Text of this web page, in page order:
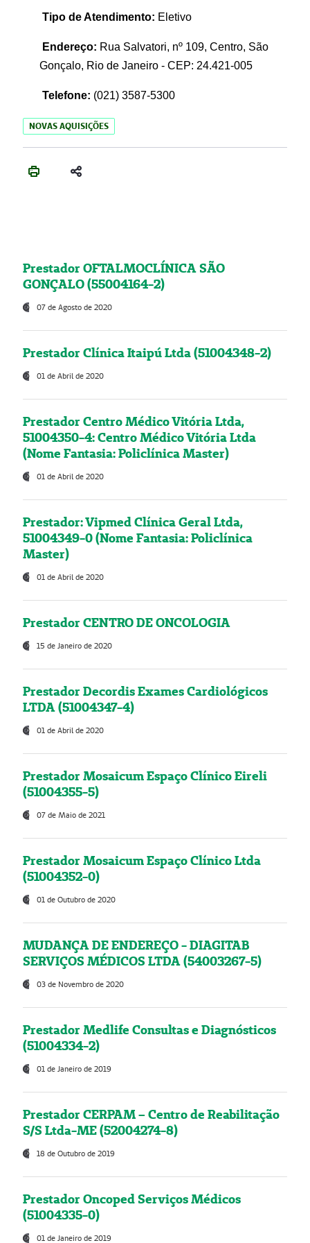
Tipo de Atendimento: Eletivo
Endereço: Rua Salvatori, nº 109, Centro, São
Gonçalo, Rio de Janeiro - CEP: 24.421-005
Telefone: (021) 3587-5300
NOVAS AQUISIÇÕES
Prestador OFTALMOCLÍNICA SÃO
GONÇALO (55004164-2)
07 de Agosto de 2020
Prestador Clínica Itaipú Ltda (51004348-2)
01 de Abril de 2020
Prestador Centro Médico Vitória Ltda,
51004350-4: Centro Médico Vitória Ltda
(Nome Fantasia: Policlínica Master)
01 de Abril de 2020
Prestador: Vipmed Clínica Geral Ltda,
51004349-0 (Nome Fantasia: Policlínica
Master)
01 de Abril de 2020
Prestador CENTRO DE ONCOLOGIA
15 de Janeiro de 2020
Prestador Decordis Exames Cardiológicos
LTDA (51004347-4)
01 de Abril de 2020
Prestador Mosaicum Espaço Clínico Eireli
(51004355-5)
07 de Maio de 2021
Prestador Mosaicum Espaço Clínico Ltda
(51004352-0)
01 de Outubro de 2020
MUDANÇA DE ENDEREÇO - DIAGITAB
SERVIÇOS MÉDICOS LTDA (54003267-5)
03 de Novembro de 2020
Prestador Medlife Consultas e Diagnósticos
(51004334-2)
01 de Janeiro de 2019
Prestador CERPAM – Centro de Reabilitação
S/S Ltda-ME (52004274-8)
18 de Outubro de 2019
Prestador Oncoped Serviços Médicos
(51004335-0)
01 de Janeiro de 2019